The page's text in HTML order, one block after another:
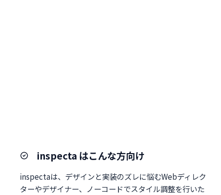
inspecta はこんな方向け
inspectaは、デザインと実装のズレに悩むWebディレク
ターやデザイナー、ノーコードでスタイル調整を行いた